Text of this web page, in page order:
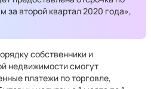
второй квартал 2020 года»,
собственники и
недвижимости смогут
платежи по торговле,